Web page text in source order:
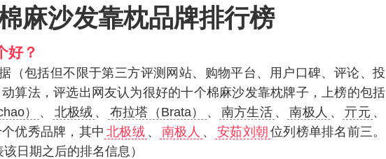
麻沙发靠枕品牌排行榜
好？
（包括但不限于第三方评测网站、购物平台、用户口碑、评论、投
算法，评选出网友认为很好的十个棉麻沙发靠枕牌子，上榜的包括
） 、 北极绒 、 布拉塔（Brata） 、 南方生活 、 南极人 、 亓元 、
优秀品牌，其中 北极绒 、 南极人 、 安茹刘朝 位列榜单排名前三。
日期之后的排名信息）